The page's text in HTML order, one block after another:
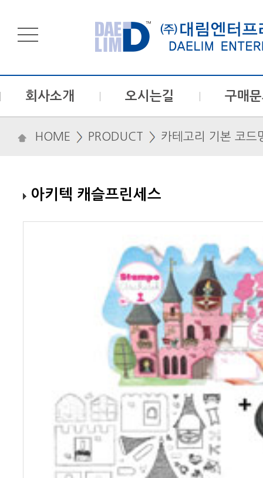
회사소개 오시는길 구매
HOME PRODUCT 카테고리 기본 코드
아키텍 캐슬프린세스